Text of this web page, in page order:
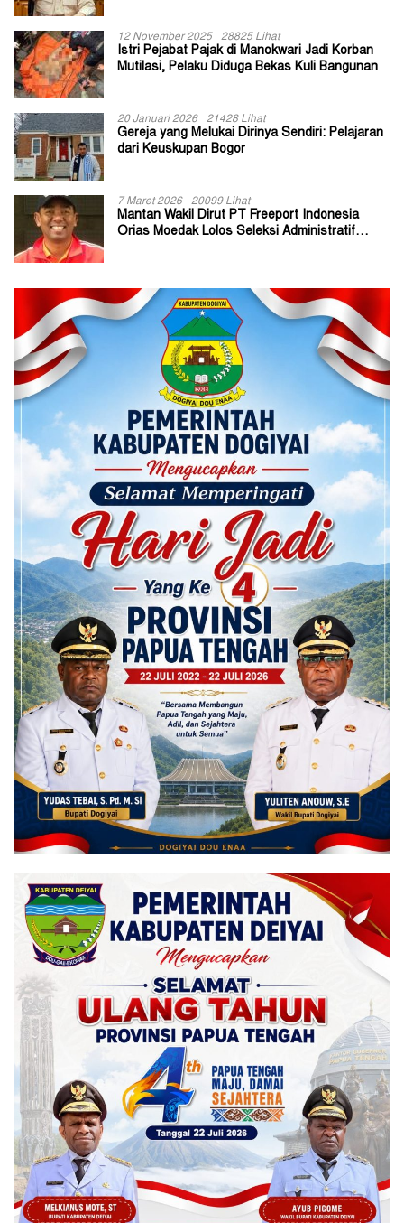
12 November 2025 28825 Lihat
Istri Pejabat Pajak di Manokwari Jadi Korban
Mutilasi, Pelaku Diduga Bekas Kuli Bangunan
20 Januari 2026 21428 Lihat
Gereja yang Melukai Dirinya Sendiri: Pelajaran
dari Keuskupan Bogor
7 Maret 2026 20099 Lihat
Mantan Wakil Dirut PT Freeport Indonesia
Orias Moedak Lolos Seleksi Administratif